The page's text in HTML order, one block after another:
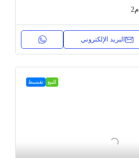
م2
البريد الإلكتروني
للبيع تقسيط